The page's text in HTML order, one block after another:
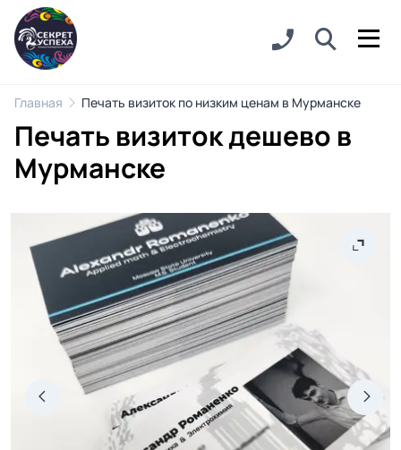
Главная Печать визиток по низким ценам в Мурманске
Печать визиток дешево в
Мурманске